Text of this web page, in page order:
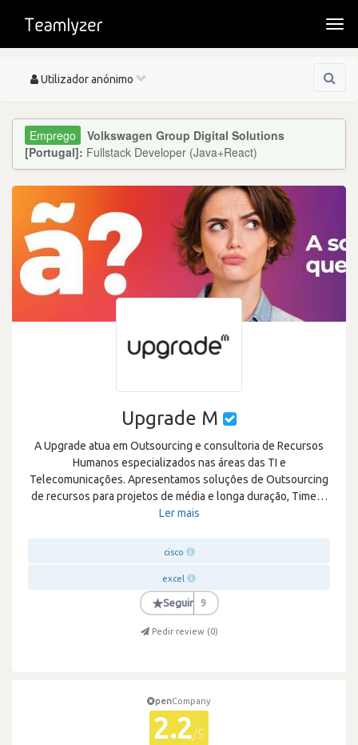
Toggle
Utilizador anónimo
Volkswagen Group Digital Solutions
[Portugal]: Fullstack Developer (Java+React)
Upgrade M
A Upgrade atua em Outsourcing e consultoria de Recursos
Humanos especializados nas áreas das TI e
Telecomunicações. Apresentamos soluções de Outsourcing
de recursos para projetos de média e longa duração, Time…
Ler mais
cisco
excel
★Seguir 9
Pedir review (0)
penCompany
2.2/5